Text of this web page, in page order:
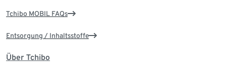
Tchibo MOBIL FAQs
Entsorgung / Inhaltsstoffe
Über Tchibo